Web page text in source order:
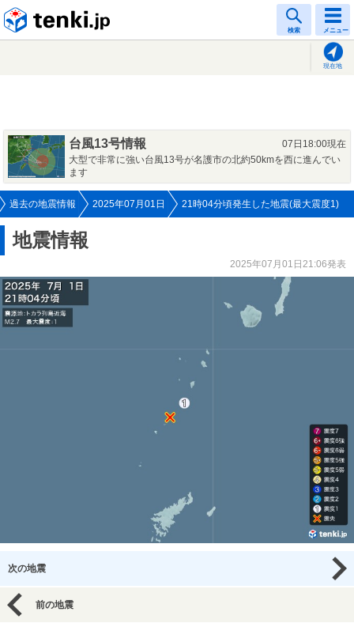
検索 メニュー
現在地
台風13号情報
07日18:00現在
大型で非常に強い台風13号が名護市の北約50kmを西に進んでい
ます
過去の地震情報 2025年07月01日 21時04分頃発生した地震(最大震度1)
地震情報
2025年07月01日21:06発表
次の地震
前の地震